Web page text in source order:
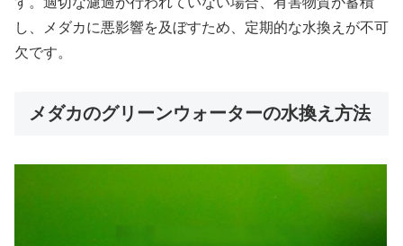
し、メダカに悪影響を及ぼすため、定期的な水換えが不可
欠です。
メダカのグリーンウォーターの水換え方法